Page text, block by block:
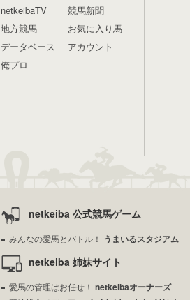
netkeibaTV
地方競馬
データベース
俺プロ
競馬新聞
お気に入り馬
アカウント
netkeiba 公式競馬ゲーム
みんなの愛馬とバトル！ うまいるスタジアム
netkeiba 姉妹サイト
愛馬の管理はお任せ！ netkeibaオーナーズ